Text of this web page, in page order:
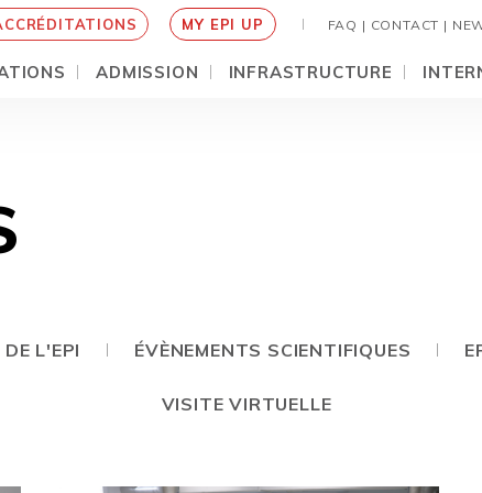
MY EPI UP FAQ | CONTACT |
ADMISSION INFRASTRUCTURE
DE L'EPI ÉVÈNEMENTS SCIENTIFIQUES
VISITE VIRTUELLE